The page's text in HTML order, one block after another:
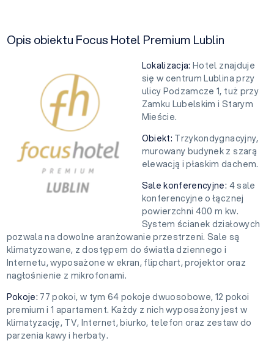
Opis obiektu Focus Hotel Premium Lublin
Lokalizacja: Hotel znajduje
się w centrum Lublina przy
ulicy Podzamcze 1, tuż przy
Zamku Lubelskim i Starym
Mieście.
Obiekt: Trzykondygnacyjny,
murowany budynek z szarą
elewacją i płaskim dachem.
Sale konferencyjne: 4 sale
konferencyjne o łącznej
powierzchni 400 m kw.
System ścianek działowych
pozwala na dowolne aranżowanie przestrzeni. Sale są
klimatyzowane, z dostępem do światła dziennego i
Internetu, wyposażone w ekran, flipchart, projektor oraz
nagłośnienie z mikrofonami.
Pokoje: 77 pokoi, w tym 64 pokoje dwuosobowe, 12 pokoi
premium i 1 apartament. Każdy z nich wyposażony jest w
klimatyzację, TV, Internet, biurko, telefon oraz zestaw do
parzenia kawy i herbaty.